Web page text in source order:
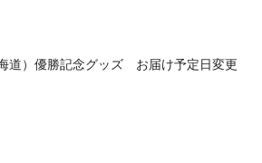
道）優勝記念グッズ お届け予定日変更